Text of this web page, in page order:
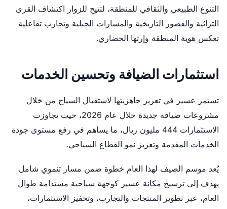
التنوع الطبيعي والثقافي للمنطقة، لتتيح للزوار اكتشاف القرى
التراثية والقصور التاريخية والمسارات الجبلية وتجارب تفاعلية
تعكس هوية المنطقة وإرثها الحضاري.
استثمارات الضيافة وتحسين الخدمات
تستمر عسير في تعزيز جاهزيتها لاستقبال السياح من خلال
مشروعات ضيافة جديدة خلال عام 2026، حيث تجاوزت
الاستثمارات 444 مليون ريال، ما يساهم في رفع مستوى جودة
الخدمات المقدمة وتعزيز نمو القطاع السياحي.
يُعد موسم الصيف لهذا العام خطوة ضمن مسار تنموي شامل
يهدف إلى ترسيخ مكانة عسير كوجهة سياحية مستدامة طوال
العام، عبر تطوير المنتجات والتجارب، وتحفيز الاستثمارات،